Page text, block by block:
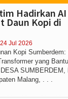
Hari Kanker Paru-
di Musim
Dipastikan
Jatim Hadirkan
2026
Hadirkan
Daun Kopi di
Jul 2026
Kopi Sumberdem:
yang
Malang, . . .